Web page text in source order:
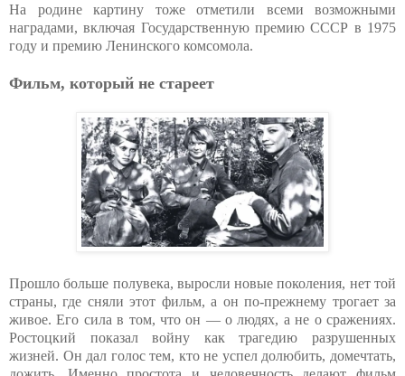
На родине картину тоже отметили всеми возможными
наградами, включая Государственную премию СССР в 1975
году и премию Ленинского комсомола.
Фильм, который не стареет
Прошло больше полувека, выросли новые поколения, нет той
страны, где сняли этот фильм, а он по-прежнему трогает за
живое. Его сила в том, что он — о людях, а не о сражениях.
Ростоцкий показал войну как трагедию разрушенных
жизней. Он дал голос тем, кто не успел долюбить, домечтать,